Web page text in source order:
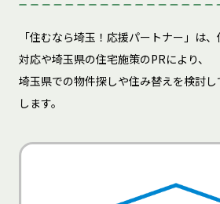
「住むなら埼玉！応援パートナー」は
対応や埼玉県の住宅施策のPRにより、
埼玉県での物件探しや住み替えを検討
します。